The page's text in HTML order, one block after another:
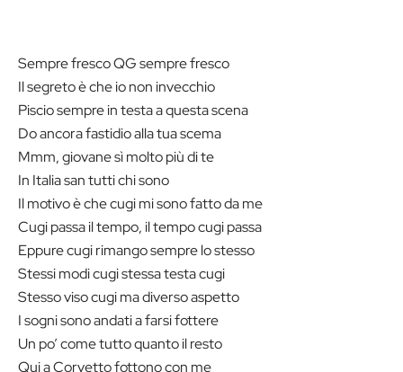
Sempre fresco QG sempre fresco
Il segreto è che io non invecchio
Piscio sempre in testa a questa scena
Do ancora fastidio alla tua scema
Mmm, giovane sì molto più di te
In Italia san tutti chi sono
Il motivo è che cugi mi sono fatto da me
Cugi passa il tempo, il tempo cugi passa
Eppure cugi rimango sempre lo stesso
Stessi modi cugi stessa testa cugi
Stesso viso cugi ma diverso aspetto
I sogni sono andati a farsi fottere
Un po’ come tutto quanto il resto
Qui a Corvetto fottono con me